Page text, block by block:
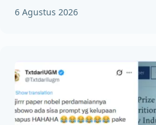
6 Agustus 2026